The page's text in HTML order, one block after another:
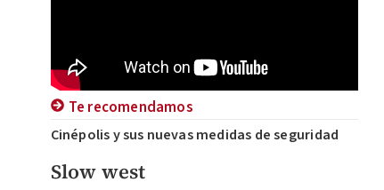
Te recomendamos
Cinépolis y sus nuevas medidas de seguridad
Slow west